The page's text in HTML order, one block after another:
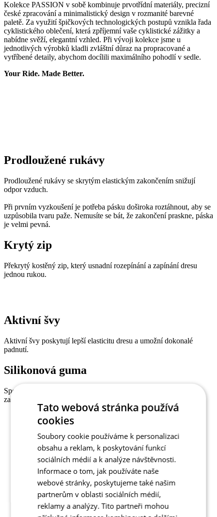
Kolekce PASSION v sobě kombinuje prvotřídní materiály, precizní
české zpracování a minimalistický design v rozmanité barevné
paletě. Za využití špičkových technologických postupů vznikla řada
cyklistického oblečení, která zpříjemní vaše cyklistické zážitky a
nabídne svěží, elegantní vzhled. Při vývoji kolekce jsme u
jednotlivých výrobků kladli zvláštní důraz na propracované a
vytříbené detaily, abychom docílili maximálního pohodlí v sedle.
Your Ride. Made Better.
Prodloužené rukávy
Prodloužené rukávy se skrytým elastickým zakončením snižují
odpor vzduch.
Při prvním vyzkoušení je potřeba pásku doširoka roztáhnout, aby se
uzpůsobila tvaru paže. Nemusíte se bát, že zakončení praskne, páska
je velmi pevná.
Krytý zip
Překrytý kostěný zip, který usnadní rozepínání a zapínání dresu
jednou rukou.
Aktivní švy
Aktivní švy poskytují lepší elasticitu dresu a umožní dokonalé
padnutí.
Silikonová guma
Spodní okraj dresu zakončený gumou se silikonovým proužkem
zabraňující posunu.
Tato webová stránka používá
cookies
Soubory cookie používáme k personalizaci
obsahu a reklam, k poskytování funkcí
sociálních médií a k analýze návštěvnosti.
Informace o tom, jak používáte naše
webové stránky, poskytujeme také našim
partnerům v oblasti sociálních médií,
reklamy a analýzy. Tito partneři mohou